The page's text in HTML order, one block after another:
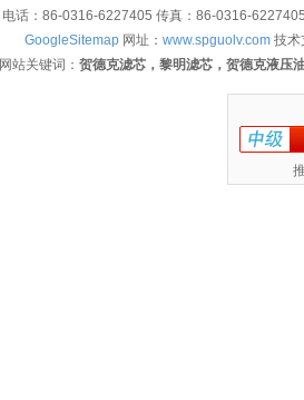
电话：86-0316-6227405 传真：86-0316-
GoogleSitemap 网址： www.spguolv.com 技术
网站关键词： 贺德克滤芯，黎明滤芯，贺德克液压